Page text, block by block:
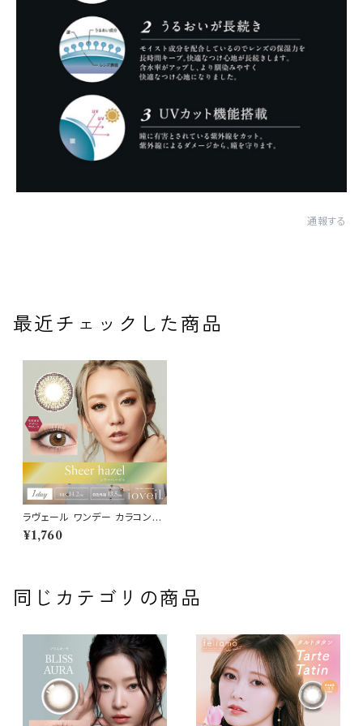
通報する
最近チェックした商品
ラヴェール ワンデー カラコン
【シアーヘーゼル】倖田來未 14.
2mm 度あり 度なし 1箱10枚 カ
¥1,760
同じカテゴリの商品